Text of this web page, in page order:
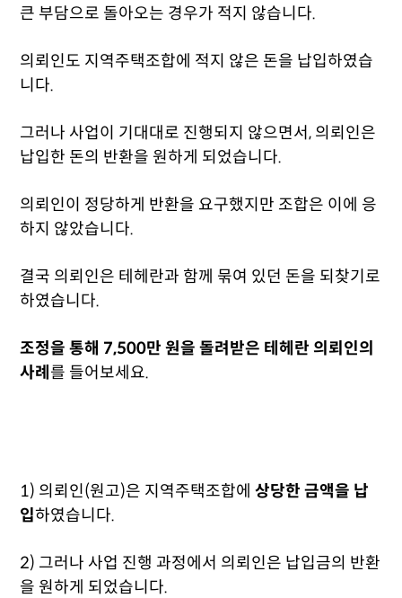
큰 부담으로 돌아오는 경우가 적지 않습니다.
의뢰인도 지역주택조합에 적지 않은 돈을 납입하였습
니다.
그러나 사업이 기대대로 진행되지 않으면서, 의뢰인은
납입한 돈의 반환을 원하게 되었습니다.
의뢰인이 정당하게 반환을 요구했지만 조합은 이에 응
하지 않았습니다.
결국 의뢰인은 테헤란과 함께 묶여 있던 돈을 되찾기로
하였습니다.
조정을 통해 7,500만 원을 돌려받은 테헤란 의뢰인의
사례 를 들어보세요.
1) 의뢰인(원고)은 지역주택조합에상당한 금액을 납
입하였습니다.
2) 그러나 사업 진행 과정에서 의뢰인은 납입금의 반환
을 원하게 되었습니다.